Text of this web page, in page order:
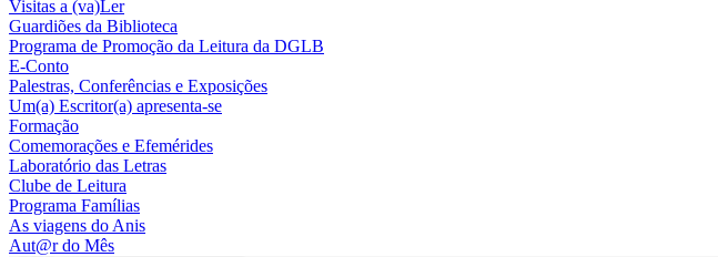
Visitas a (va)Ler
Guardiões da Biblioteca
Programa de Promoção da Leitura da DGLB
E-Conto
Palestras, Conferências e Exposições
Um(a) Escritor(a) apresenta-se
Formação
Comemorações e Efemérides
Laboratório das Letras
Clube de Leitura
Programa Famílias
As viagens do Anis
Aut@r do Mês